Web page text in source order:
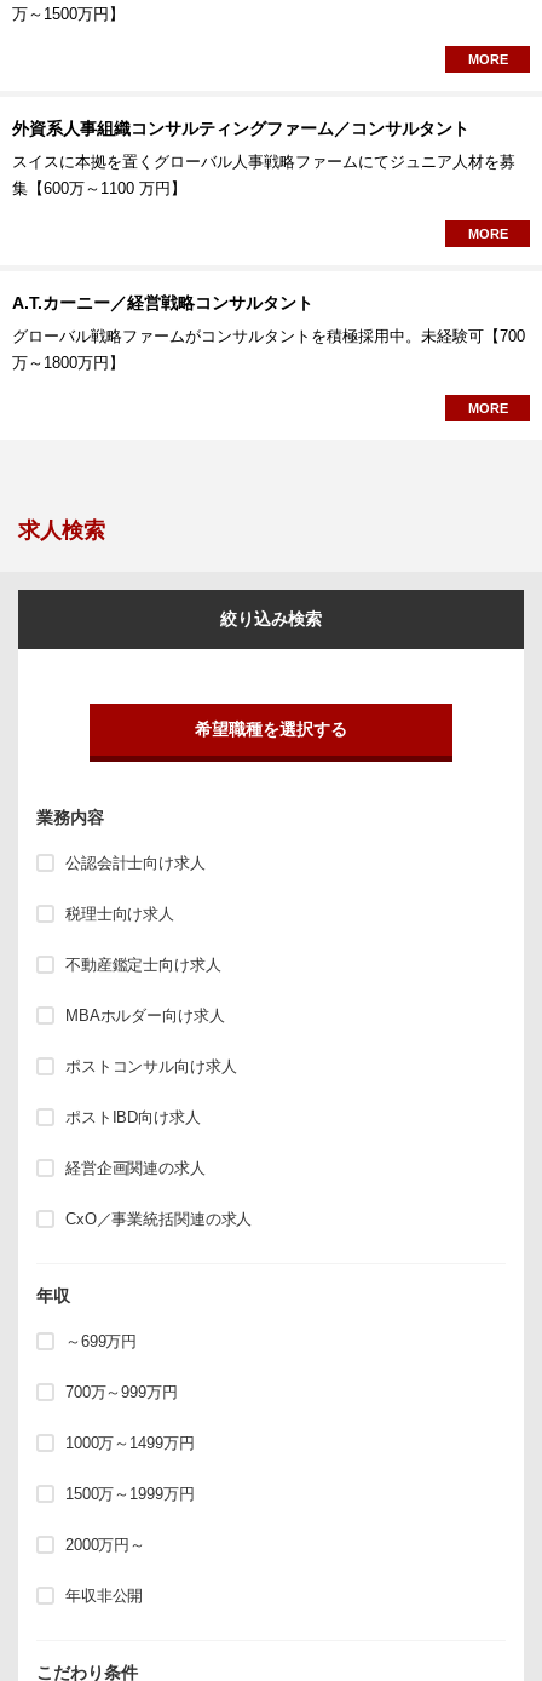
万～1500万円】
MORE
外資系人事組織コンサルティングファーム／コンサルタント
スイスに本拠を置くグローバル人事戦略ファームにてジュニア人材を募
集【600万～1100 万円】
MORE
A.T.カーニー／経営戦略コンサルタント
グローバル戦略ファームがコンサルタントを積極採用中。未経験可【700
万～1800万円】
MORE
求人検索
絞り込み検索
希望職種を選択する
業務内容
公認会計士向け求人
税理士向け求人
不動産鑑定士向け求人
MBAホルダー向け求人
ポストコンサル向け求人
ポストIBD向け求人
経営企画関連の求人
CxO／事業統括関連の求人
年収
～699万円
700万～999万円
1000万～1499万円
1500万～1999万円
2000万円～
年収非公開
こだわり条件